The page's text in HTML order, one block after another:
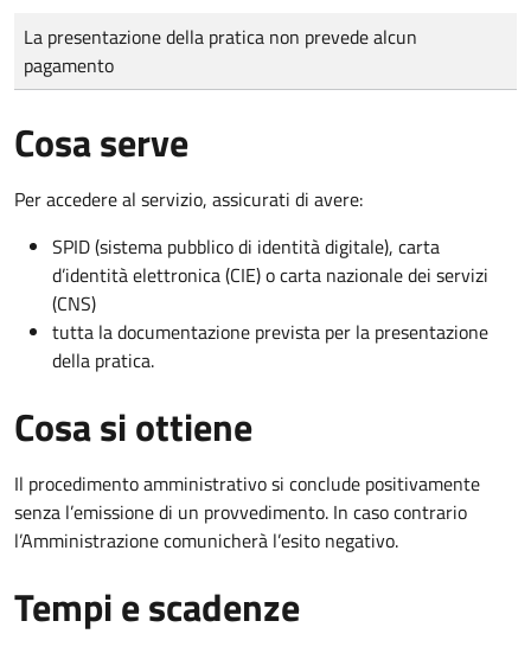
Tipo di pagamento
Importo
La presentazione della pratica non prevede alcun
pagamento
Cosa serve
Per accedere al servizio, assicurati di avere:
SPID (sistema pubblico di identità digitale), carta
d’identità elettronica (CIE) o carta nazionale dei servizi
(CNS)
tutta la documentazione prevista per la presentazione
della pratica.
Cosa si ottiene
Il procedimento amministrativo si conclude positivamente
senza l’emissione di un provvedimento. In caso contrario
l’Amministrazione comunicherà l’esito negativo.
Tempi e scadenze